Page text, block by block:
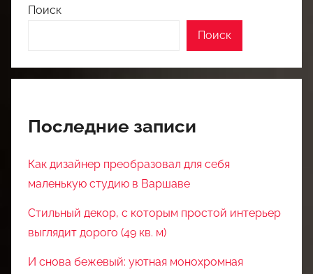
Поиск
Поиск
Последние записи
Как дизайнер преобразовал для себя
маленькую студию в Варшаве
Стильный декор, с которым простой интерьер
выглядит дорого (49 кв. м)
И снова бежевый: уютная монохромная